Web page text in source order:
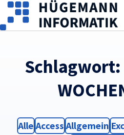
Skip to main content
Schlagwort:
Filter
Alle Filter
Access Filter
Allgemein